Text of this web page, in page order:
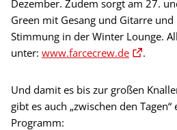
Dezember. Zudem sorgt am 27.
Green mit Gesang und Gitarre
Stimmung in der Winter Lounge.
unter: www.farcecrew.de .
Und damit es bis zur großen
gibt es auch „zwischen den
Programm: